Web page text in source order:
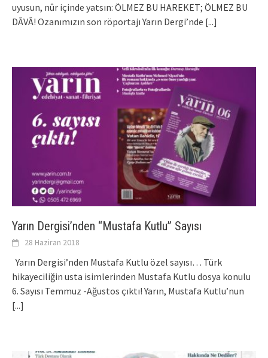
uyusun, nûr içinde yatsın: ÖLMEZ BU HAREKET; ÖLMEZ BU
DÂVÂ! Ozanımızın son röportajı Yarın Dergi’nde [...]
Yarın Dergisi’nden “Mustafa Kutlu” Sayısı
28 Haziran 2018
Yarın Dergisi’nden Mustafa Kutlu özel sayısı… Türk
hikayeciliğin usta isimlerinden Mustafa Kutlu dosya konulu
6. Sayısı Temmuz -Ağustos çıktı! Yarın, Mustafa Kutlu’nun
[...]